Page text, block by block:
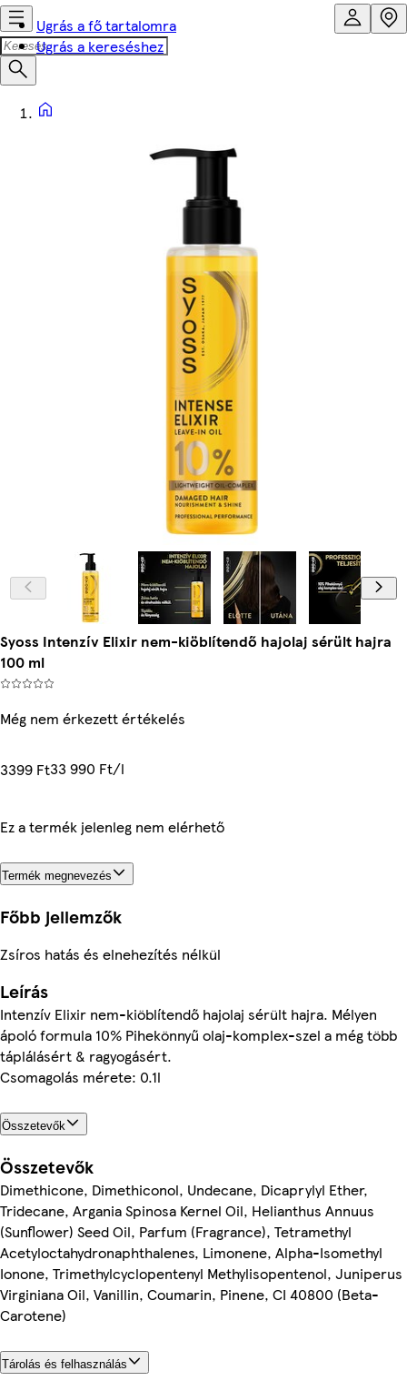
Ugrás a fő tartalomra
Ugrás a kereséshez
Syoss Intenzív Elixir nem-kiöblítendő hajolaj sérült hajra
100 ml
Még nem érkezett értékelés
3399 Ft33 990 Ft/l
Ez a termék jelenleg nem elérhető
Termék megnevezés
Főbb jellemzők
Zsíros hatás és elnehezítés nélkül
Leírás
Intenzív Elixir nem-kiöblítendő hajolaj sérült hajra. Mélyen
ápoló formula 10% Pihekönnyű olaj-komplex-szel a még több
táplálásért & ragyogásért.
Csomagolás mérete: 0.1l
Összetevők
Összetevők
Dimethicone, Dimethiconol, Undecane, Dicaprylyl Ether,
Tridecane, Argania Spinosa Kernel Oil, Helianthus Annuus
(Sunflower) Seed Oil, Parfum (Fragrance), Tetramethyl
Acetyloctahydronaphthalenes, Limonene, Alpha-Isomethyl
Ionone, Trimethylcyclopentenyl Methylisopentenol, Juniperus
Virginiana Oil, Vanillin, Coumarin, Pinene, CI 40800 (Beta-
Carotene)
Tárolás és felhasználás